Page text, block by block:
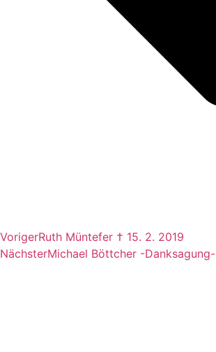
VorigerRuth Müntefer † 15. 2. 2019
NächsterMichael Böttcher -Danksagung-